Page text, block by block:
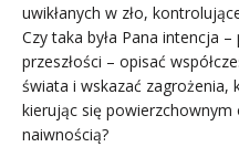
uwikłanych w zło,
Czy taka była Pana intencja
przeszłości – opisać
świata i wskazać zagrożenia,
kierując się
naiwnością?